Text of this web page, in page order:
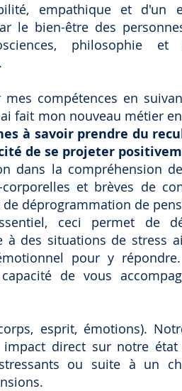
empathique et d'un
le bien-être des
philosophie
mes compétences en
ai fait mon nouveau métier
à savoir prendre du
de se projeter
dans la compréhension
et brèves de
déprogrammation de
ceci permet de
à des situations de stress
pour y
de vous
esprit, émotions).
direct sur notre état
stressants ou suite à un